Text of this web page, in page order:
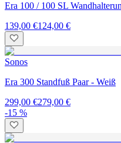
Era 100 / 100 SL
139,00 €124,00 €
Sonos
Era 300 Standfuß Paar - Weiß
299,00 €279,00 €
-15 %